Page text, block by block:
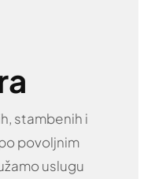
stambenih i
povoljnim
uslugu